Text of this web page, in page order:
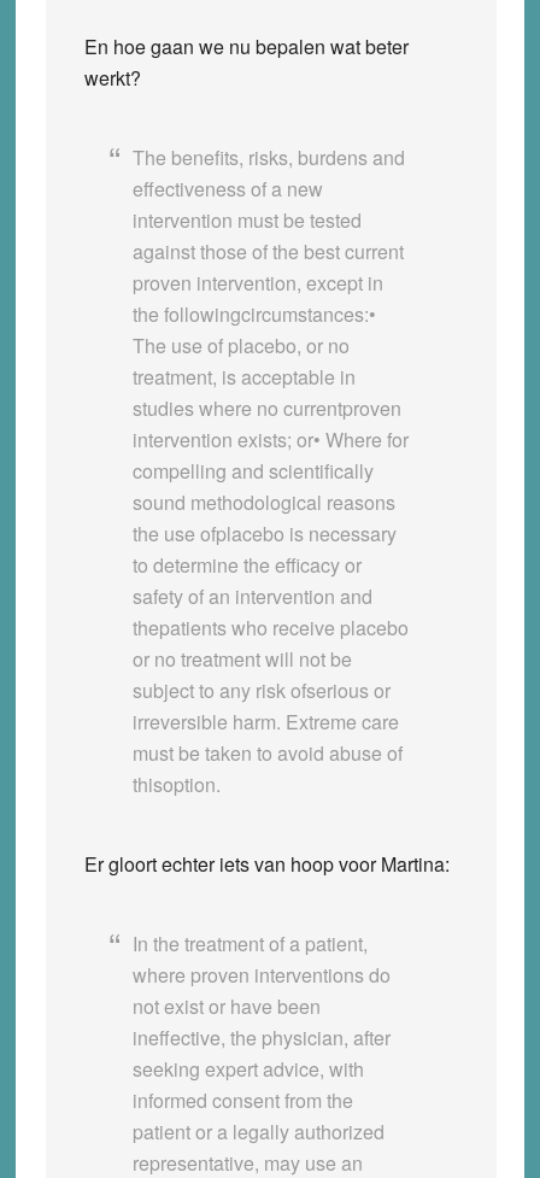
En hoe gaan we nu bepalen wat beter
werkt?
The benefits, risks, burdens and
effectiveness of a new
intervention must be tested
against those of the best current
proven intervention, except in
the followingcircumstances:•
The use of placebo, or no
treatment, is acceptable in
studies where no currentproven
intervention exists; or• Where for
compelling and scientifically
sound methodological reasons
the use ofplacebo is necessary
to determine the efficacy or
safety of an intervention and
thepatients who receive placebo
or no treatment will not be
subject to any risk ofserious or
irreversible harm. Extreme care
must be taken to avoid abuse of
thisoption.
Er gloort echter iets van hoop voor Martina:
In the treatment of a patient,
where proven interventions do
not exist or have been
ineffective, the physician, after
seeking expert advice, with
informed consent from the
patient or a legally authorized
representative, may use an